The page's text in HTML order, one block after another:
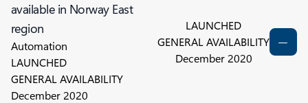
available in Norway East
region
Automation
LAUNCHED
GENERAL AVAILABILITY
December 2020
LAUNCHED
GENERAL AVAILABILITY
December 2020